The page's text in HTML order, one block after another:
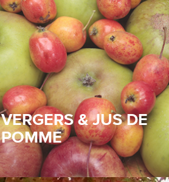
VERGERS & JUS DE
POMME
Roselière ont leurs vergers. Plantés de
différentes variétés de pommes
anciennes – conduites sans aucun
produit chimique et récoltées à la main
– ils donnent un jus de pomme fruité et